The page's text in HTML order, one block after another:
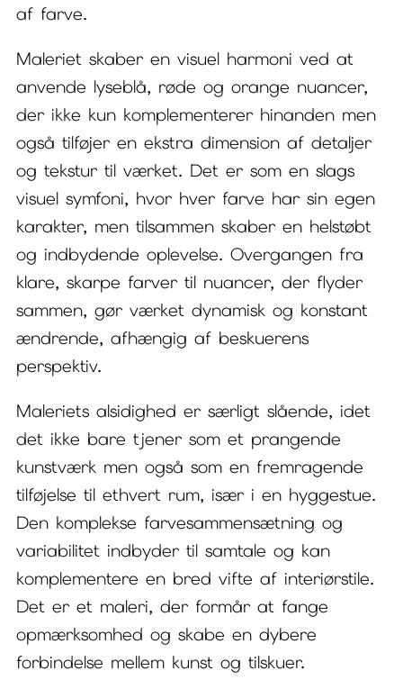
af farve.
Maleriet skaber en visuel harmoni ved at
anvende lyseblå, røde og orange nuancer,
der ikke kun komplementerer hinanden men
også tilføjer en ekstra dimension af detaljer
og tekstur til værket. Det er som en slags
visuel symfoni, hvor hver farve har sin egen
karakter, men tilsammen skaber en helstøbt
og indbydende oplevelse. Overgangen fra
klare, skarpe farver til nuancer, der flyder
sammen, gør værket dynamisk og konstant
ændrende, afhængig af beskuerens
perspektiv.
Maleriets alsidighed er særligt slående, idet
det ikke bare tjener som et prangende
kunstværk men også som en fremragende
tilføjelse til ethvert rum, især i en hyggestue.
Den komplekse farvesammensætning og
variabilitet indbyder til samtale og kan
komplementere en bred vifte af interiørstile.
Det er et maleri, der formår at fange
opmærksomhed og skabe en dybere
forbindelse mellem kunst og tilskuer.